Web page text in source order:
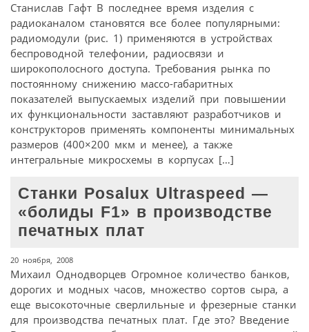
Станислав Гафт В последнее время изделия с
радиоканалом становятся все более популярными:
радиомодули (рис. 1) применяются в устройствах
беспроводной телефонии, радиосвязи и
широкополосного доступа. Требования рынка по
постоянному снижению массо-габаритных
показателей выпускаемых изделий при повышении
их функциональности заставляют разработчиков и
конструкторов применять компоненты минимальных
размеров (400×200 мкм и менее), а также
интегральные микросхемы в корпусах […]
Станки Posalux Ultraspeed —
«болиды F1» в производстве
печатных плат
20 ноября, 2008
Михаил Однодворцев Огромное количество банков,
дорогих и модных часов, множество сортов сыра, а
еще высокоточные сверлильные и фрезерные станки
для производства печатных плат. Где это? Введение